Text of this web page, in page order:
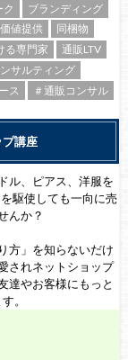
ク
ブランディング
価値提供
同梱物
る専門家
通販LTV
サルティング
ス ＃通販コンサル
プ講座
ル、ピアス、洋服を
駆使しても一向に売
んか？
方」を知らないだけ
されネットショップ
達やお客様にもっと
。